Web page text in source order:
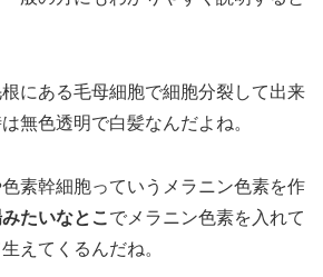
にある毛母細胞で細胞分裂して出来
無色透明で白髪なんだよね。
素幹細胞っていうメラニン色素を作
たいなとこ でメラニン色素を入れて
えてくるんだね。